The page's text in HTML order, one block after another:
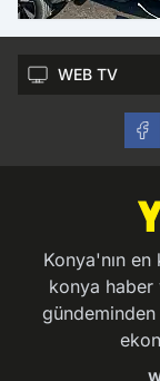
WEB TV
Konya'nın
konya haber
gündeminden